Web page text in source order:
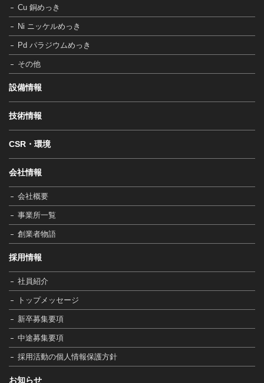
Cu 銅めっき
Ni ニッケルめっき
Pd パラジウムめっき
その他
設備情報
技術情報
CSR・環境
会社情報
会社概要
事業所一覧
創業者物語
採用情報
社員紹介
トップメッセージ
新卒募集要項
中途募集要項
採用活動の個人情報保護方針
お知らせ